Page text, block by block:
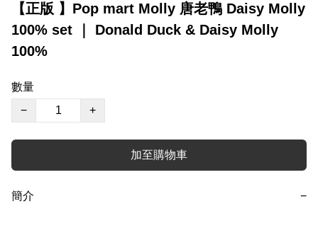
【正版 】Pop mart Molly 唐老鴨 Daisy Molly
100% set ｜ Donald Duck & Daisy Molly
100%
數量
−
+
加至購物車
簡介 −